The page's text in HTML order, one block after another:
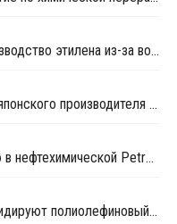
Mitsubishi Chemical сократила производство этилена из-за возможных перебоев с поставками сырья
Sumitomo собирается приобрести японского производителя химии Tanaka Chemical
Aramco выкупила у Sumitomo долю в нефтехимической Petro Rabigh за USD702 млн
Mitsui, Idemitsu и Sumitomo консолидируют полиолефиновый бизнес в Японии